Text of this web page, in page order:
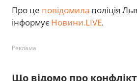
Про це повідомила поліція
інформує Новини.LIVE.
Реклама
Що відомо про конфлікт